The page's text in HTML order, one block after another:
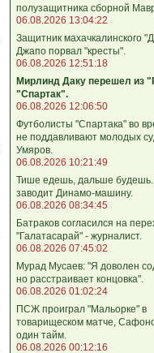
полузащитника сборной
06.08.2026 13:04:22
Защитник махачкалинского
Джапо порвал "кресты".
06.08.2026 12:51:18
Мирлинд Даку перешел из
"Спартак".
06.08.2026 12:06:50
Футболисты "Спартака" во
не поддавливают молодых
Умяров.
06.08.2026 10:21:49
Тише едешь, дальше
заводит Динамо-машину.
06.08.2026 08:34:45
Батраков согласился на
"Галатасарай" - журналист.
06.08.2026 07:45:02
Мурад Мусаев: "Я доволен
но расстраивает концовка".
06.08.2026 01:02:24
ПСЖ проиграл "Мальорке" в
товарищеском матче,
один тайм.
06.08.2026 00:12:16